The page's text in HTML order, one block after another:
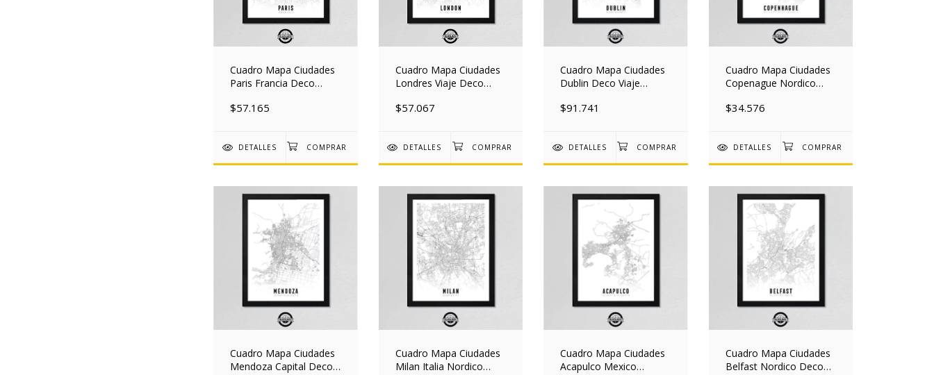
Cuadro Mapa Ciudades
Paris Francia Deco
$57.165
DETALLES
Cuadro Mapa Ciudades
Londres Viaje Deco
$57.067
DETALLES
Cuadro Mapa Ciudades
Dublin Deco Viaje
$91.741
DETALLES
Cuadro Mapa Ciudades
Copenague Nordico
$34.576
DETALLES
Cuadro Mapa Ciudades
Mendoza Capital Deco
Cuadro Mapa Ciudades
Milan Italia Nordico
Cuadro Mapa Ciudades
Acapulco Mexico
Cuadro Mapa Ciudades
Belfast Nordico Deco